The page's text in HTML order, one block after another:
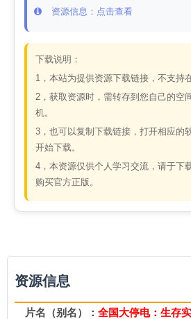
资源信息：点击查看
下载说明：
1，本站为提供资源下载链接，不支持
2，获取资源时，需转存到您自己的空
机。
3，也可以复制下载链接，打开相应的
开始下载。
4，本资源仅供个人学习交流，请于下
购买官方正版。
资源信息
片名（别名）： 全国大停电：生存